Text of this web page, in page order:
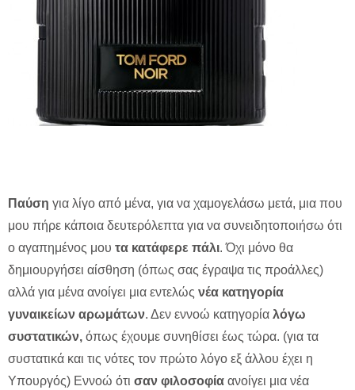
Παύση για λίγο από μένα, για να χαμογελάσω μετά, μια που
μου πήρε κάποια δευτερόλεπτα για να συνειδητοποιήσω ότι
ο αγαπημένος μου τα κατάφερε πάλι. Όχι μόνο θα
δημιουργήσει αίσθηση (όπως σας έγραψα τις προάλλες)
αλλά για μένα ανοίγει μια εντελώς νέα κατηγορία
γυναικείων αρωμάτων. Δεν εννοώ κατηγορία λόγω
συστατικών, όπως έχουμε συνηθίσει έως τώρα. (για τα
συστατικά και τις νότες τον πρώτο λόγο εξ άλλου έχει η
Υπουργός) Εννοώ ότι σαν φιλοσοφία ανοίγει μια νέα